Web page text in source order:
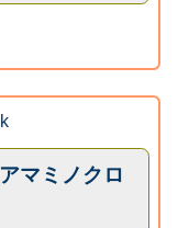
マミノクロ